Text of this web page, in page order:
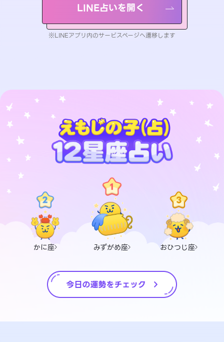
LINE占いを開く
※LINEアプリ内のサービスページへ遷移します
かに座 みずがめ座 おひつじ座